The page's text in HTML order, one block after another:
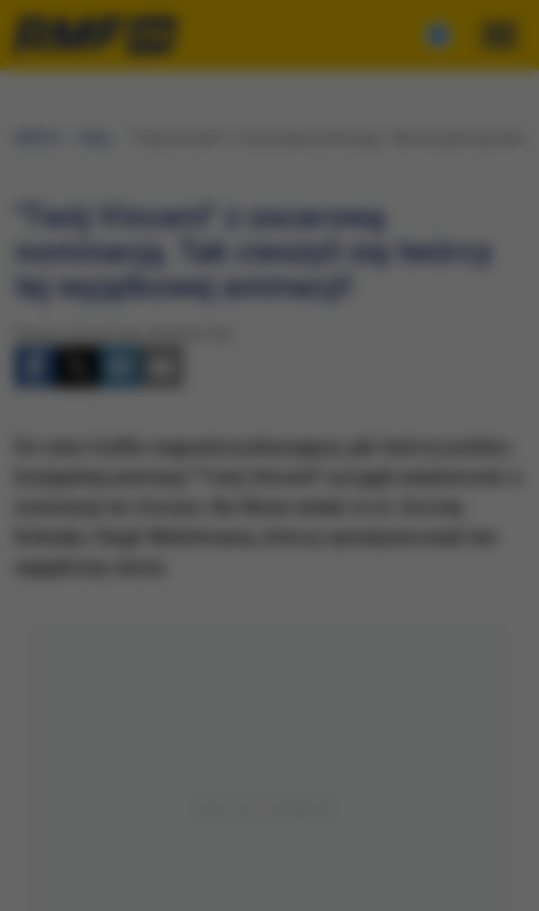
"Twój Vincent" z oscarową
nominacją. Tak cieszyli się twórcy
tej wyjątkowej animacji!